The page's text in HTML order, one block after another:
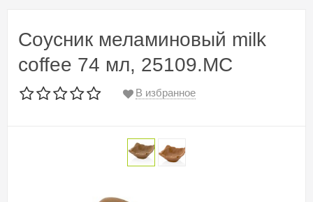
Соусник меламиновый milk
coffee 74 мл, 25109.MC
В избранное